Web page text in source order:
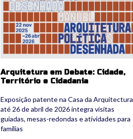
Arquitetura em Debate: Cidade,
Território e Cidadania
Exposição patente na Casa da Arquitectura
até 26 de abril de 2026 integra visitas
guiadas, mesas-redondas e atividades para
famílias